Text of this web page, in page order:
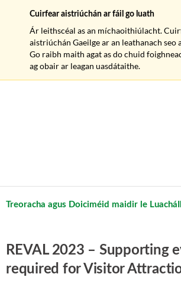
Treoracha agus Doiciméid maidir le LuacháIl
REVAL 2023 – Supporting
required for Visitor
Cuirfear aistriúchán ar fáil go luath
Ár leithscéal as an míchaoithiúlacht.
aistriúchán Gaeilge ar an leathanach seo
Go raibh maith agat as do chuid
ag obair ar leagan uasdátaithe.